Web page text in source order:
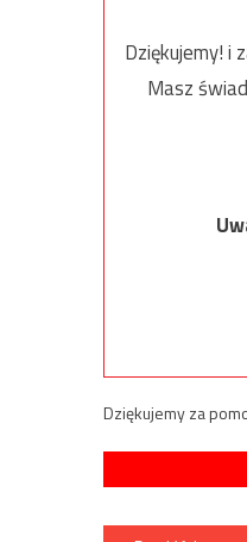
Dziękujemy! i
Masz
Dziękujemy za